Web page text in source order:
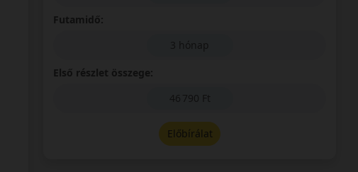
Futamidő:
3 hónap
Első részlet összege:
46 790 Ft
Előbírálat